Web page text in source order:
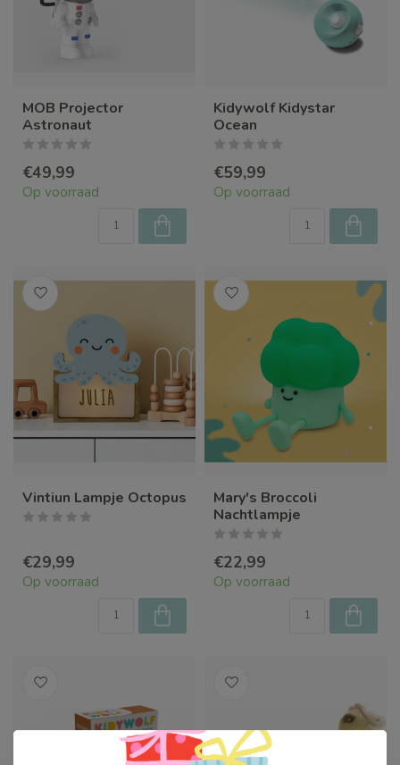
MOB Projector
Astronaut
€49,99
Op voorraad
Kidywolf Kidystar
Ocean
€59,99
Op voorraad
Vintiun Lampje Octopus
€29,99
Op voorraad
Mary's Broccoli
Nachtlampje
€22,99
Op voorraad